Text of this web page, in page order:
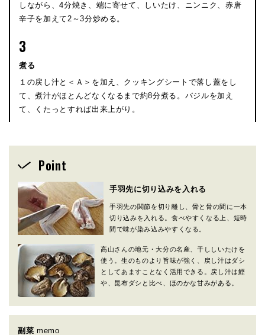
しながら、4分焼き、端に寄せて、しいたけ、ニンニク、赤唐
辛子を加えて2～3分炒める。
3
煮る
１の戻し汁と＜Ａ＞を加え、クッキングシートで落し蓋をし
て、煮汁がほとんどなくなるまで約8分煮る。バジルを加え
て、くたっとすれば出来上がり。
Point
手羽先に切り込みを入れる
手羽先の関節を切り離し、骨と骨の間に一本
切り込みを入れる。食べやすくなる上、短時
間で味が染み込みやすくなる。
高山さんの地元・大分の名産、干ししいたけを
使う。生のものより旨味が強く、戻し汁はダシ
としてあますことなく活用できる。戻し汁は鰹
や、昆布ダシと比べ、ほのかな甘みがある。
副菜 memo